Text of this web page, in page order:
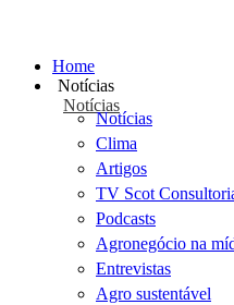
Home
Notícias
Notícias
Notícias
Clima
Artigos
TV Scot
Podcasts
Agronegócio na
Entrevistas
Agro sustentável